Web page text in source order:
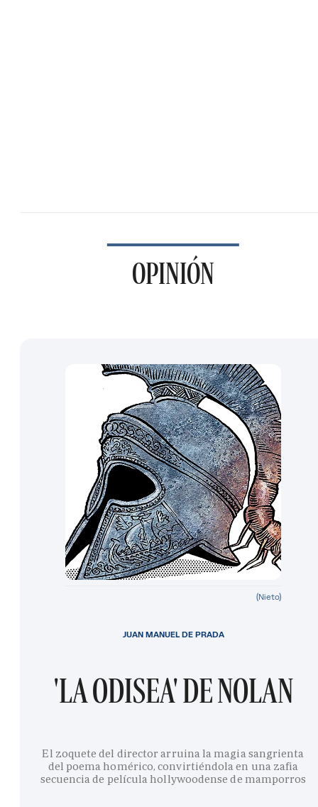
OPINIÓN
(Nieto)
'LA ODISEA' DE NOLAN
El zoquete del director arruina la magia sangrienta
del poema homérico, convirtiéndola en una zafia
secuencia de película hollywoodense de mamporros
JUAN MANUEL DE PRADA